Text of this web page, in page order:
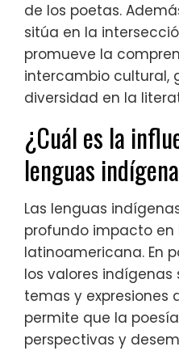
de los poetas.
sitúa en la
promueve la
intercambio cultural,
diversidad en la
¿Cuál es la
lenguas
Las lenguas
profundo impacto en
latinoamericana. En
los valores indígenas
temas y expresiones
permite que la
perspectivas y